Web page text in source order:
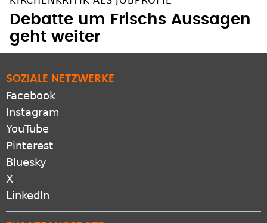
KIRCHENKRITIK ALS JOBPROFIL
Debatte um Frischs Aussagen
geht weiter
SOZIALE NETZWERKE
Facebook
Instagram
YouTube
Pinterest
Bluesky
X